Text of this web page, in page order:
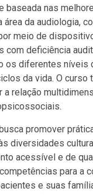
baseada nas
área da audiologia,
meio de
com deficiência
os diferentes níveis
da vida. O curso
a relação
promover
diversidades
acessível e de
para a
e suas